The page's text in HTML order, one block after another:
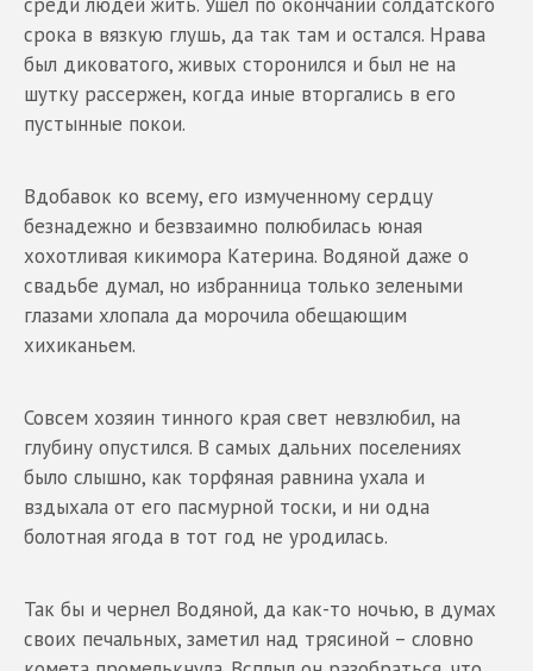
срока в вязкую глушь, да так там и остался. Нрава
был диковатого, живых сторонился и был не на
шутку рассержен, когда иные вторгались в его
пустынные покои.
Вдобавок ко всему, его измученному сердцу
безнадежно и безвзаимно полюбилась юная
хохотливая кикимора Катерина. Водяной даже о
свадьбе думал, но избранница только зелеными
глазами хлопала да морочила обещающим
хихиканьем.
Совсем хозяин тинного края свет невзлюбил, на
глубину опустился. В самых дальних поселениях
было слышно, как торфяная равнина ухала и
вздыхала от его пасмурной тоски, и ни одна
болотная ягода в тот год не уродилась.
Так бы и чернел Водяной, да как-то ночью, в думах
своих печальных, заметил над трясиной – словно